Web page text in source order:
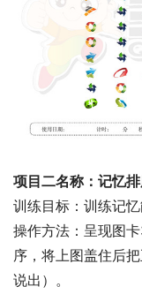
项目二名称：记忆
训练目标：训练记忆
操作方法：呈现图
序，将上图盖住后
说出）。